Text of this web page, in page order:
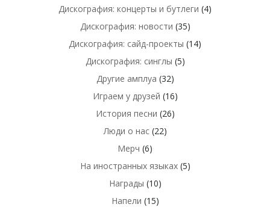
Дискография: концерты и бутлеги (4)
Дискография: новости (35)
Дискография: сайд-проекты (14)
Дискография: синглы (5)
Другие амплуа (32)
Играем у друзей (16)
История песни (26)
Люди о нас(22)
Мерч (6)
На иностранных языках(5)
Награды (10)
Напели (15)